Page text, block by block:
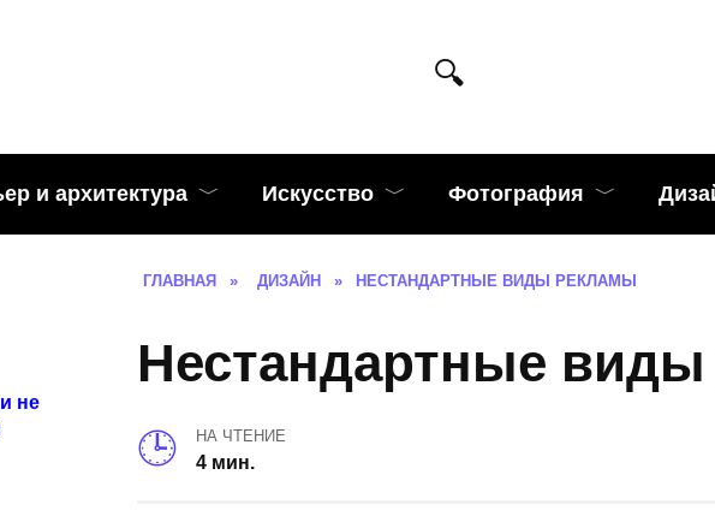
и архитектура Искусство Фотография
ГЛАВНАЯ » ДИЗАЙН » НЕСТАНДАРТНЫЕ ВИДЫ РЕКЛАМЫ
Нестандартные
НА ЧТЕНИЕ
4 мин.
не